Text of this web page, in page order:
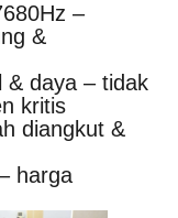
–
&
& daya – tidak
kritis
diangkut &
harga